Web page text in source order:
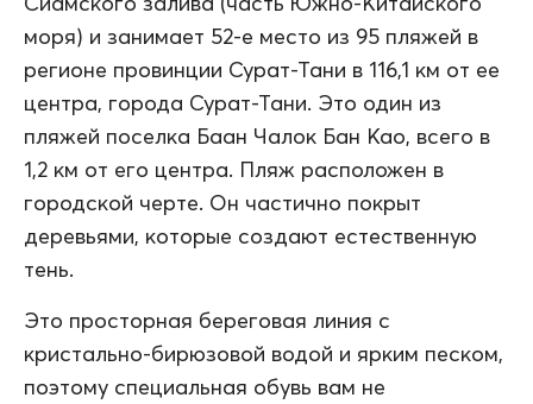
моря) и занимает 52-е место из 95 пляжей в
регионе провинции Сурат-Тани в 116,1 км от ее
центра, города Сурат-Тани. Это один из
пляжей поселка Баан Чалок Бан Као, всего в
1,2 км от его центра. Пляж расположен в
городской черте. Он частично покрыт
деревьями, которые создают естественную
тень.
Это просторная береговая линия с
кристально-бирюзовой водой и ярким песком,
поэтому специальная обувь вам не